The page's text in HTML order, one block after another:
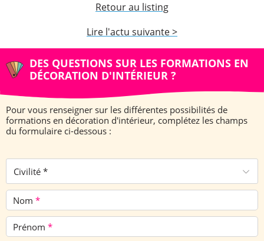
Retour au listing
Lire l'actu suivante >
DES QUESTIONS SUR LES FORMATIONS EN
DÉCORATION D'INTÉRIEUR ?
Pour vous renseigner sur les différentes possibilités de
formations en décoration d'intérieur, complétez les champs
du formulaire ci-dessous :
Civilité *
Nom *
Prénom *